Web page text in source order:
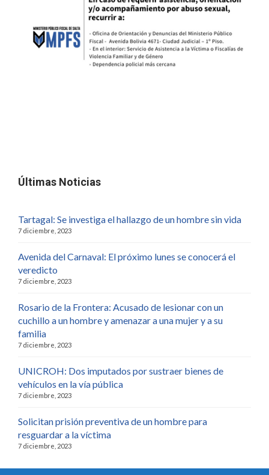
Últimas Noticias
Tartagal: Se investiga el hallazgo de un hombre sin vida
7 diciembre, 2023
Avenida del Carnaval: El próximo lunes se conocerá el
veredicto
7 diciembre, 2023
Rosario de la Frontera: Acusado de lesionar con un
cuchillo a un hombre y amenazar a una mujer y a su
familia
7 diciembre, 2023
UNICROH: Dos imputados por sustraer bienes de
vehículos en la vía pública
7 diciembre, 2023
Solicitan prisión preventiva de un hombre para
resguardar a la víctima
7 diciembre, 2023